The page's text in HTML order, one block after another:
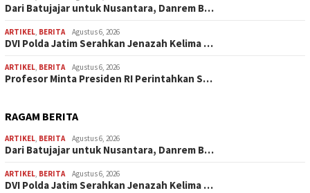
Dari Batujajar untuk Nusantara, Danrem B…
ARTIKEL, BERITA Agustus 6, 2026
DVI Polda Jatim Serahkan Jenazah Kelima …
ARTIKEL, BERITA Agustus 6, 2026
Profesor Minta Presiden RI Perintahkan S…
RAGAM BERITA
ARTIKEL, BERITA Agustus 6, 2026
Dari Batujajar untuk Nusantara, Danrem B…
ARTIKEL, BERITA Agustus 6, 2026
DVI Polda Jatim Serahkan Jenazah Kelima …